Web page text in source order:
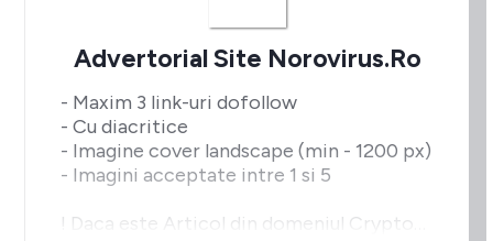
Advertorial Site Norovirus.ro
- Maxim 3 link-uri dofollow
- Cu diacritice
- Imagine cover landscape (min - 1200 px)
- Imagini acceptate intre 1 si 5
! Daca este Articol din domeniul Crypto